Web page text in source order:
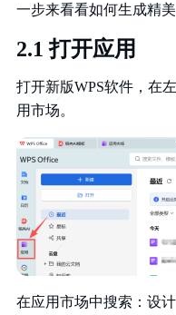
一步来看看如何生成精
2.1 打开应用
打开新版WPS软件，在
用市场。
在应用市场中搜索：设